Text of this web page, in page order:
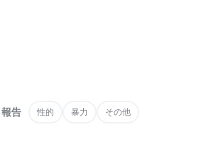
報告 性的 暴力 その他